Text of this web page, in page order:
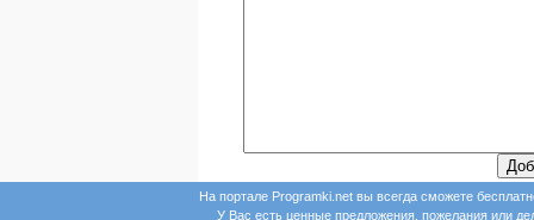
На портале Programki.net вы всегда сможете
У Вас есть ценные предложения, пожелания или